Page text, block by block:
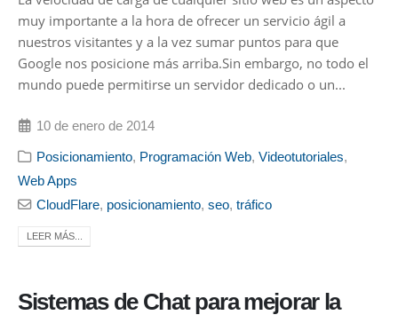
muy importante a la hora de ofrecer un servicio ágil a
nuestros visitantes y a la vez sumar puntos para que
Google nos posicione más arriba.Sin embargo, no todo el
mundo puede permitirse un servidor dedicado o un...
10 de enero de 2014
Posicionamiento, Programación Web,Videotutoriales,
Web Apps
CloudFlare, posicionamiento,seo,tráfico
LEER MÁS...
Sistemas de Chat para mejorar la